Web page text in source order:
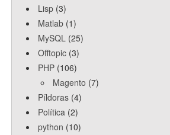
Lisp (3)
Matlab (1)
MySQL (25)
Offtopic (3)
PHP (106)
Magento (7)
Píldoras (4)
Política (2)
python (10)